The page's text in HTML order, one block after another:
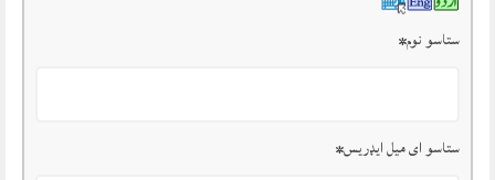
ستاسو نوم*
ستاسو ای میل ایډریس*